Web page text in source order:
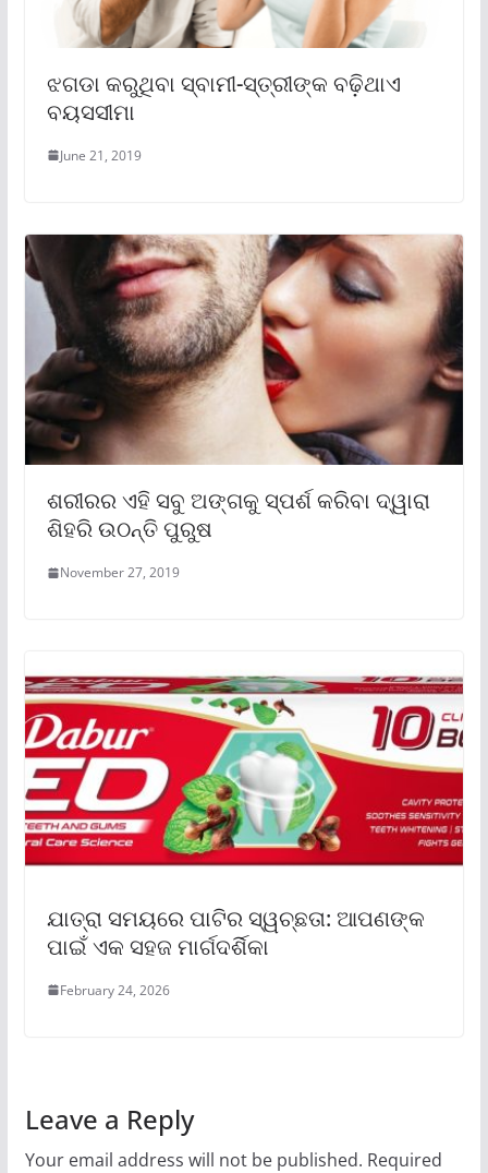
ଝଗଡା କରୁଥିବା ସ୍ବାମୀ-ସ୍ତ୍ରୀଙ୍କ ବଢ଼ିଥାଏ
ବୟସସୀମା
June 21, 2019
ଶରୀରର ଏହି ସବୁ ଅଙ୍ଗକୁ ସ୍ପର୍ଶ କରିବା ଦ୍ୱାରା
ଶିହରି ଉଠନ୍ତି ପୁରୁଷ
November 27, 2019
ଯାତ୍ରା ସମୟରେ ପାଟିର ସ୍ୱଚ୍ଛତା: ଆପଣଙ୍କ
ପାଇଁ ଏକ ସହଜ ମାର୍ଗଦର୍ଶିକା
February 24, 2026
Leave a Reply
Your email address will not be published. Required